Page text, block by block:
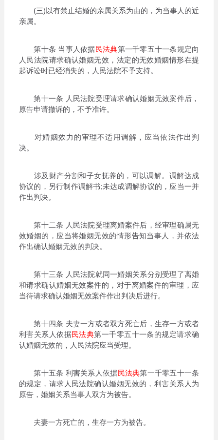
(三)以有禁止结婚的亲属关系为由的，为当事人的近
亲属。
第十条 当事人依据民法典第一千零五十一条规定向
人民法院请求确认婚姻无效，法定的无效婚姻情形在提
起诉讼时已经消失的，人民法院不予支持。
第十一条 人民法院受理请求确认婚姻无效案件后，
原告申请撤诉的，不予准许。
对婚姻效力的审理不适用调解，应当依法作出判
决。
涉及财产分割和子女抚养的，可以调解。调解达成
协议的，另行制作调解书;未达成调解协议的，应当一并
作出判决。
第十二条 人民法院受理离婚案件后，经审理确属无
效婚姻的，应当将婚姻无效的情形告知当事人，并依法
作出确认婚姻无效的判决。
第十三条 人民法院就同一婚姻关系分别受理了离婚
和请求确认婚姻无效案件的，对于离婚案件的审理，应
当待请求确认婚姻无效案件作出判决后进行。
第十四条 夫妻一方或者双方死亡后，生存一方或者
利害关系人依据民法典第一千零五十一条的规定请求确
认婚姻无效的，人民法院应当受理。
第十五条 利害关系人依据民法典第一千零五十一条
的规定，请求人民法院确认婚姻无效的，利害关系人为
原告，婚姻关系当事人双方为被告。
夫妻一方死亡的，生存一方为被告。